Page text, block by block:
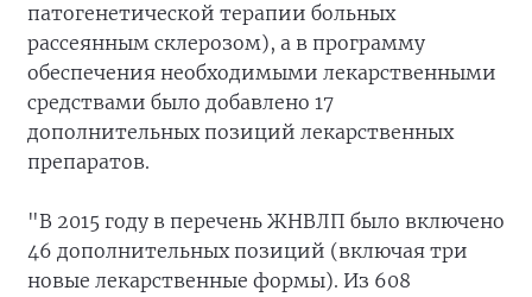
патогенетической терапии больных
рассеянным склерозом), а в программу
обеспечения необходимыми лекарственными
средствами было добавлено 17
дополнительных позиций лекарственных
препаратов.
"В 2015 году в перечень ЖНВЛП было включено
46 дополнительных позиций (включая три
новые лекарственные формы). Из 608